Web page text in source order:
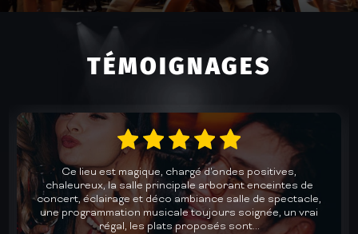
TÉMOIGNAGES
Un accueil chaleureux et une cuisine au top dans une
des plus belles salles de concerts de Gironde. Des lives
avec des groupes de qualité pour des soirées dansantes
mémorables. Un plaisir chaque fois renouvelé. Je
recommande vivement.